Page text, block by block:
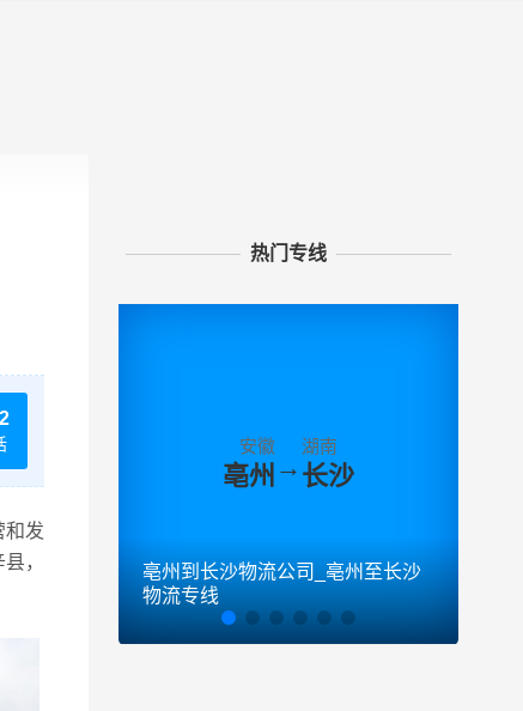
和发
，
热门专线
安徽
亳州 →
湖南
长沙
亳州到长沙物流公司_亳州至长沙
物流专线